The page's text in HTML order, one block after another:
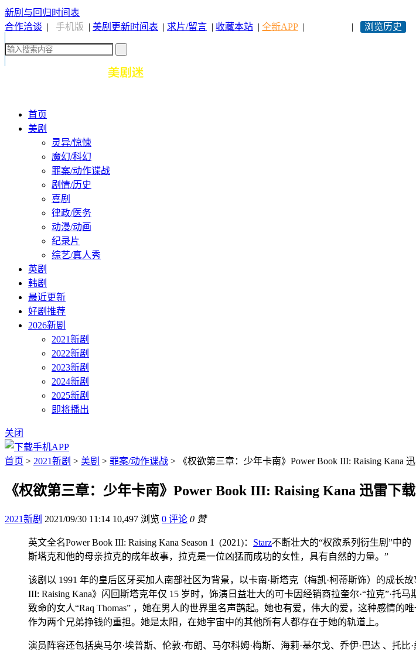
新剧与回归时间表
合作洽谈 | 手机版 | 美剧更新时间表 | 求片/留言 | 收藏本站 | 全新APP | | 浏览历史
首页
美剧
灵异/惊悚
魔幻/科幻
罪案/动作谍战
剧情/历史
喜剧
律政/医务
动漫/动画
纪录片
综艺/真人秀
英剧
韩剧
最近更新
好剧推荐
2026新剧
2021新剧
2022新剧
2023新剧
2024新剧
2025新剧
即将播出
关闭
首页 > 2021新剧 > 美剧 > 罪案/动作谍战 > 《权欲第三章：少年卡南》Power Book III: Raising Kana
《权欲第三章：少年卡南》Power Book III: Raising Kana 迅雷下载
2021新剧 2021/09/30 11:14 10,497 浏览 0 评论 0 赞
英文全名Power Book III: Raising Kana Season 1 (2021)： Starz不断壮大的“权欲系列衍生剧”中
斯塔克和他的母亲拉克的成年故事，拉克是一位凶猛而成功的女性，具有自然的力量。”
该剧以 1991 年的皇后区牙买加人南部社区为背景，以卡南·斯塔克（梅凯·柯蒂斯饰）的成长
III: Raising Kana》闪回斯塔克年仅 15 岁时，饰演日益壮大的可卡因经销商拉奎尔·“拉克”·
致命的女人“Raq Thomas” ，她在男人的世界里名声鹊起。她也有爱，伟大的爱，这种感情
作为两个兄弟挣钱的重担。她是太阳，在她宇宙中的其他所有人都存在于她的轨道上。
演员阵容还包括奥马尔·埃普斯、伦敦·布朗、马尔科姆·梅斯、海莉·基尔戈、乔伊·巴达 、托